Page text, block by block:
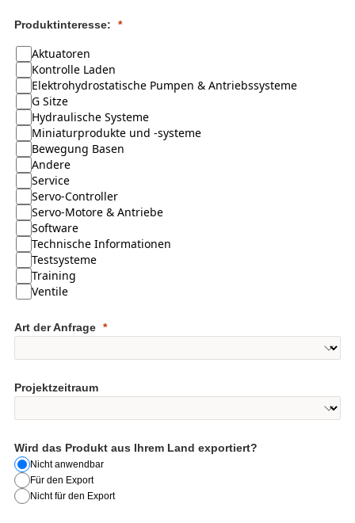
Produktinteresse:
Aktuatoren
Kontrolle Laden
Elektrohydrostatische Pumpen & Antriebssysteme
G Sitze
Hydraulische Systeme
Miniaturprodukte und -systeme
Bewegung Basen
Andere
Service
Servo-Controller
Servo-Motore & Antriebe
Software
Technische Informationen
Testsysteme
Training
Ventile
Art der Anfrage
Projektzeitraum
Wird das Produkt aus Ihrem Land exportiert?
Nicht anwendbar
Für den Export
Nicht für den Export